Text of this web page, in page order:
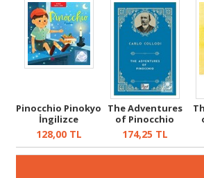
Pinocchio Pinokyo
İngilizce
Öğreniyorum ...
128,00TL
The Adventures
of Pinocchio
174,25 TL